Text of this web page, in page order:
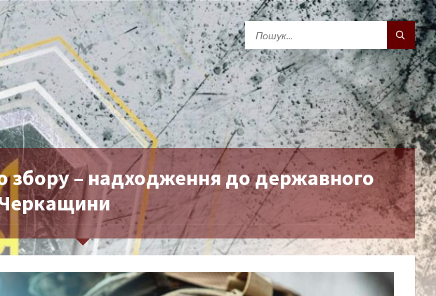
збору – надходження до державного